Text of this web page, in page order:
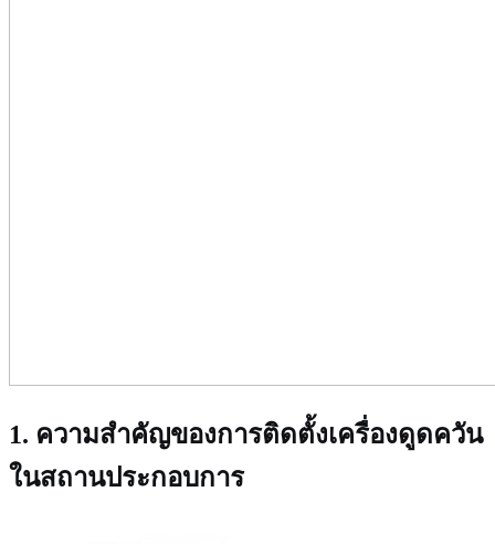
1. ความสำคัญของการติดตั้งเครื่องดูดควัน
ในสถานประกอบการ